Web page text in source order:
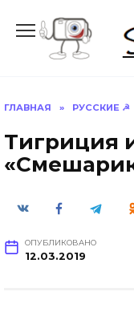
содержанию
ГЛАВНАЯ » РУССКИЕ ☭
Тигриция
ОПУБЛИКОВАНО
12.03.2019